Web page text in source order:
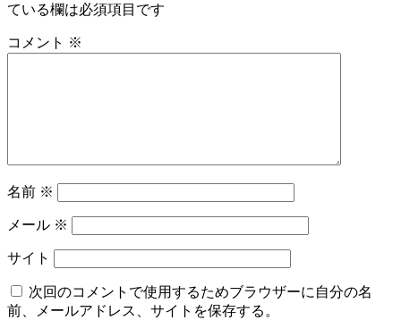
ている欄は必須項目です
コメント ※
名前 ※
メール ※
サイト
次回のコメントで使用するためブラウザーに自分の名
前、メールアドレス、サイトを保存する。